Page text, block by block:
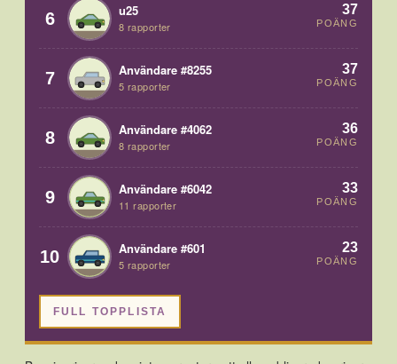
6 u25
8 rapporter
37
POÄNG
7 Användare #8255
5 rapporter
37
POÄNG
8 Användare #4062
8 rapporter
36
POÄNG
9 Användare #6042
11 rapporter
33
POÄNG
10 Användare #601
5 rapporter
23
POÄNG
FULL TOPPLISTA